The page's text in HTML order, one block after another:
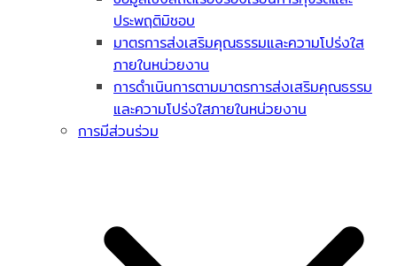
ประพฤติมิชอบ
มาตรการส่งเสริมคุณธรรมและความโปร่งใส
ภายในหน่วยงาน
การดำเนินการตามมาตรการส่งเสริมคุณธรรม
และความโปร่งใสภายในหน่วยงาน
การมีส่วนร่วม